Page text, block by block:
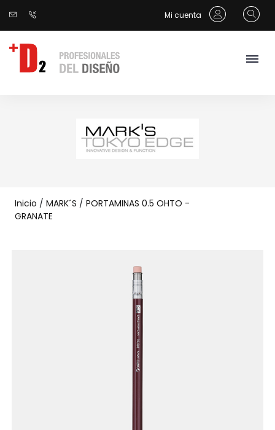
Mi cuenta
Inicio / MARK´S / PORTAMINAS 0.5 OHTO -
GRANATE